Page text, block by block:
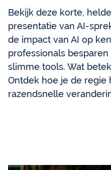
Bekijk deze korte,
presentatie van AI-
de impact van AI op
professionals
slimme tools. Wat
Ontdek hoe je de regie
razendsnelle